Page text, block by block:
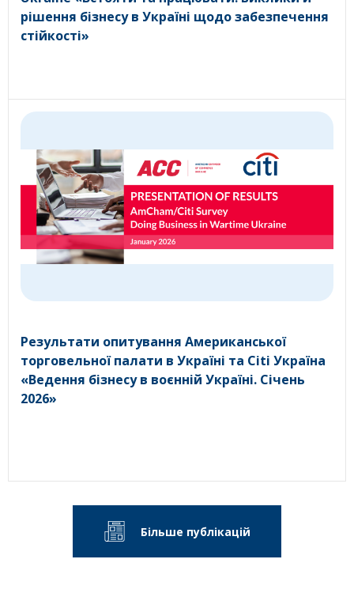
рішення бізнесу в Україні щодо забезпечення
стійкості»
Результати опитування Американської
торговельної палати в Україні та Citi Україна
«Ведення бізнесу в воєнній Україні. Січень
2026»
Більше публікацій